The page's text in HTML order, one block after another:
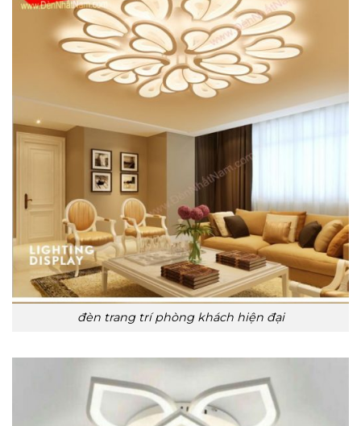
đèn trang trí phòng khách hiện đại